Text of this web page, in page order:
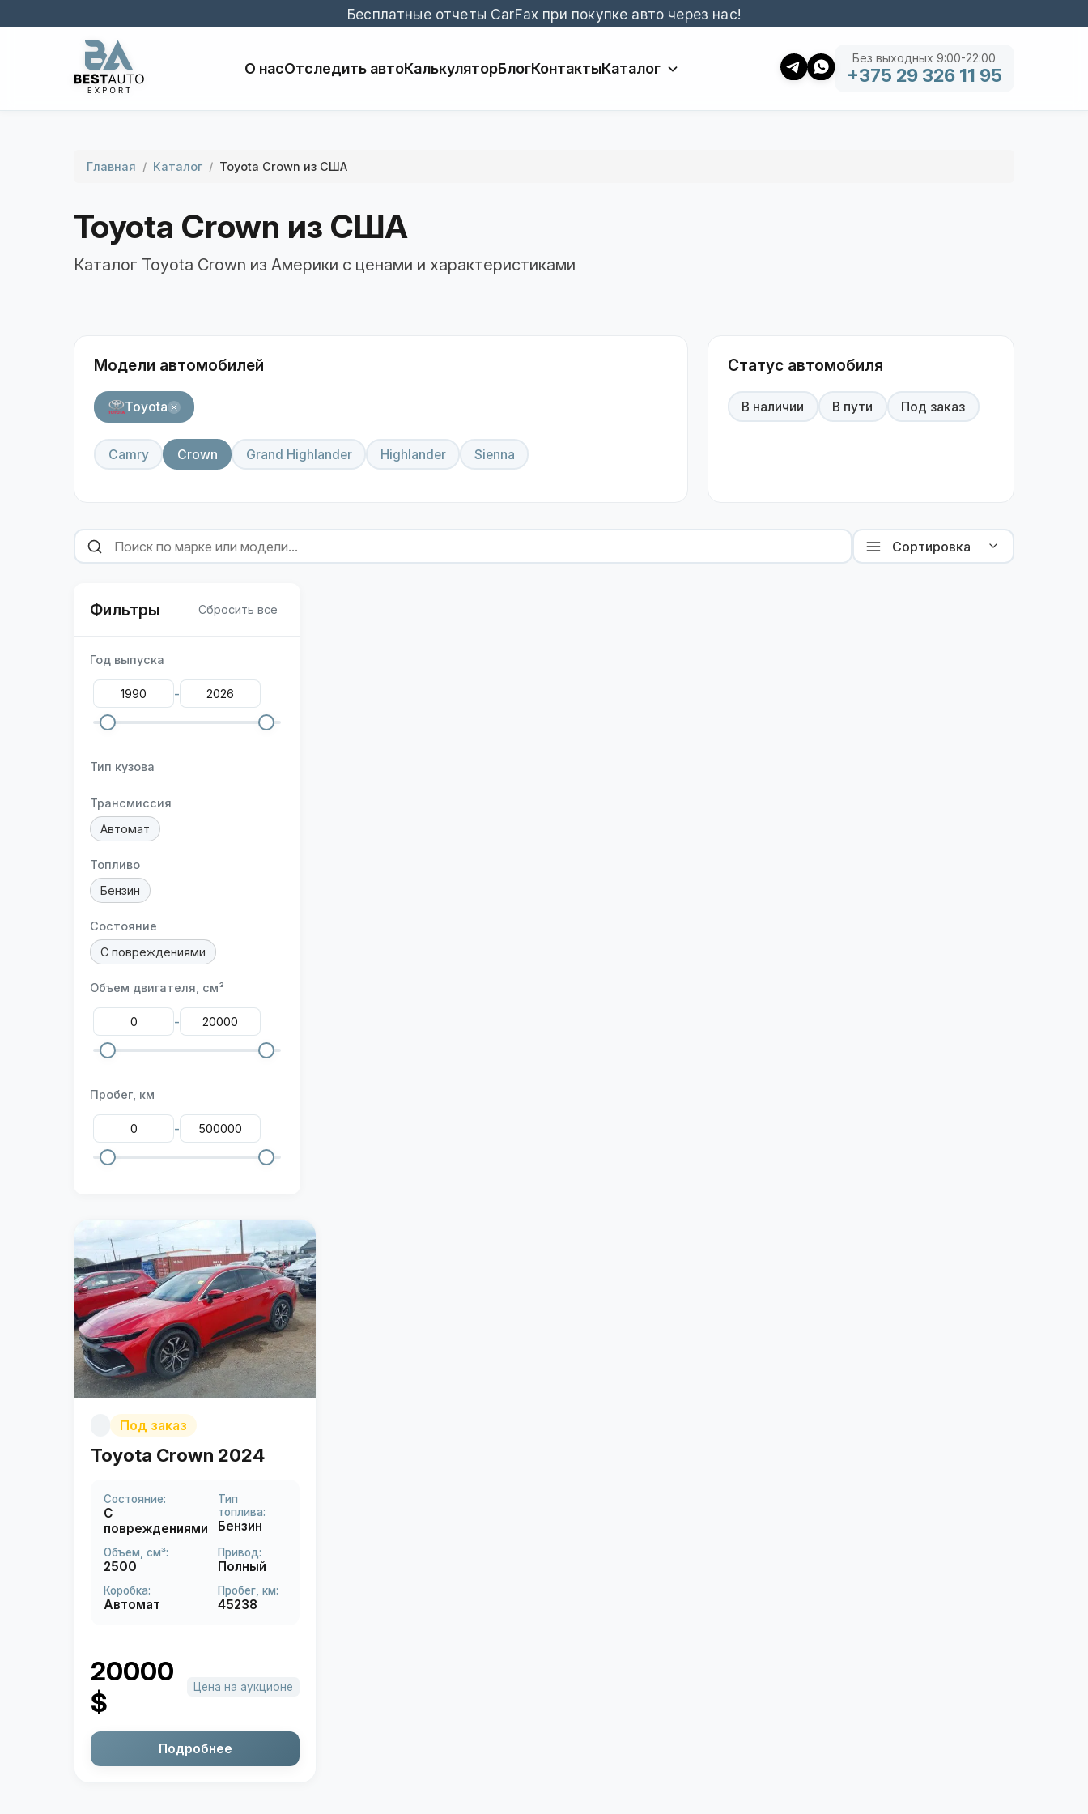
Бесплатные отчеты CarFax при покупке авто через нас!
О насОтследить автоКалькуляторБлогКонтактыКаталог
Без выходных 9:00-22:00
+375 29 326 11 95
Главная / Каталог / Toyota Crown из США
Toyota Crown из США
Каталог Toyota Crown из Америки с ценами и характеристиками
Модели автомобилей
Toyota
Camry Crown Grand Highlander Highlander Sienna
Статус автомобиля
В наличии В пути Под заказ
Фильтры Сбросить все
Год выпуска
-
Тип кузова
Трансмиссия
Автомат
Топливо
Бензин
Состояние
С повреждениями
Объем двигателя, см³
-
Пробег, км
-
Под заказ
Toyota Crown 2024
Состояние:
С
повреждениями
Тип
топлива:
Бензин
Объем, см³:
2500
Привод:
Полный
Коробка:
Автомат
Пробег, км:
45238
20000
$
Цена на аукционе
Подробнее